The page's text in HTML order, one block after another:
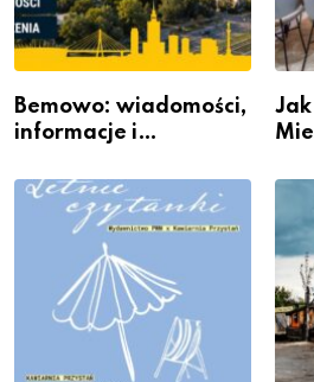
Bemowo: wiadomości,
informacje i
Jak